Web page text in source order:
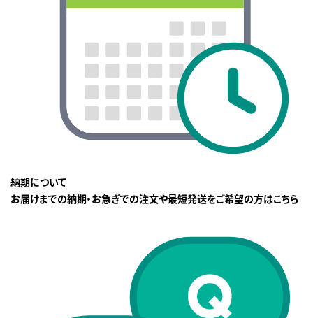
納期について
お届けまでの納期・お急ぎでの注文や最短発送をご希望の方はこちら